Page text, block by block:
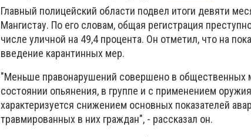
Главный полицейский области подвел итоги девяти
Мангистау. По его словам, общая регистрация
числе уличной на 49,4 процента. Он отметил, что на
введение карантинных мер.
"Меньше правонарушений совершено в общественных
состоянии опьянения, в группе и с применением
характеризуется снижением основных показателей
травмированных в них граждан", - рассказал он.